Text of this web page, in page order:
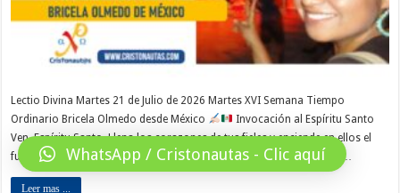
Lectio Divina Martes 21 de Julio de 2026 Martes XVI Semana Tiempo
Ordinario Bricela Olmedo desde México
Invocación al Espíritu Santo
Ven, Espíritu Santo, Llena los corazones de tus fieles y enciende en ellos el
fuego de tu amor. Envía, Señor, tu Espíritu. Que renueve la faz de la …
Leer mas ...
WhatsApp / Cristonautas - Clic aquí